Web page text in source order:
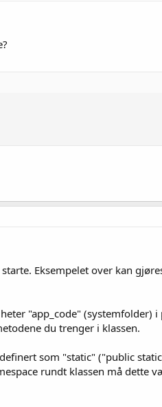
Eksempelet over kan
"app_code" (systemfolder) i
du trenger i klassen.
som "static" ("public
rundt klassen må dette